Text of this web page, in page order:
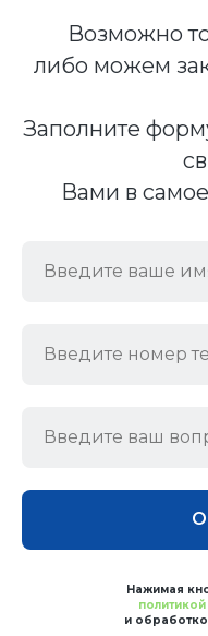
Возможно
либо можем
Заполните
Вами в
Нажимая
и